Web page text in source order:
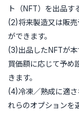
ト（NFT）を出品す
(2)将来製造又は販
ができます。
(3)出品したNFTが
買価額に応じて予め
きます。
(4)冷凍／熟成に適
れらのオプションを